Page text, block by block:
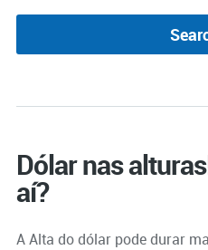
Dólar nas
aí?
A Alta do dólar pode durar